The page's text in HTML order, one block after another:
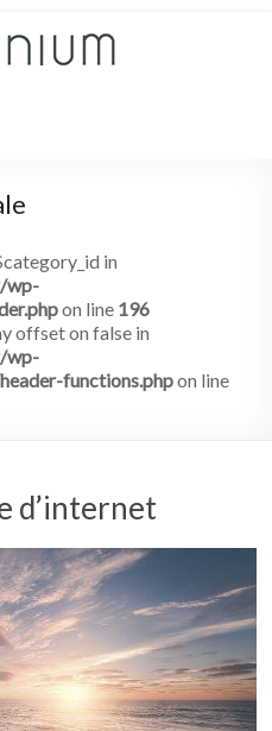
in
wp-
on line 196
offset on false in
wp-
functions.phpon line
d’internet